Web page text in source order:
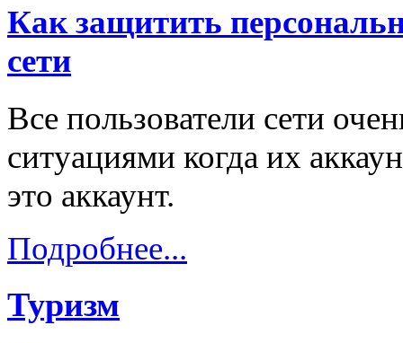
Как защитить
сети
Все пользователи сети
ситуациями когда их
это аккаунт.
Подробнее...
Туризм